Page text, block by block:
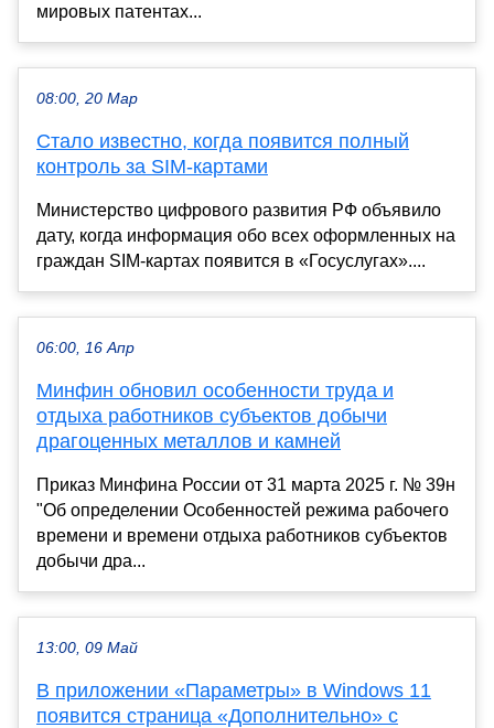
мировых патентах...
08:00, 20 Мар
Стало известно, когда появится полный
контроль за SIM-картами
Министерство цифрового развития РФ объявило
дату, когда информация обо всех оформленных на
граждан SIM-картах появится в «Госуслугах»....
06:00, 16 Апр
Минфин обновил особенности труда и
отдыха работников субъектов добычи
драгоценных металлов и камней
Приказ Минфина России от 31 марта 2025 г. № 39н
"Об определении Особенностей режима рабочего
времени и времени отдыха работников субъектов
добычи дра...
13:00, 09 Май
В приложении «Параметры» в Windows 11
появится страница «Дополнительно» с